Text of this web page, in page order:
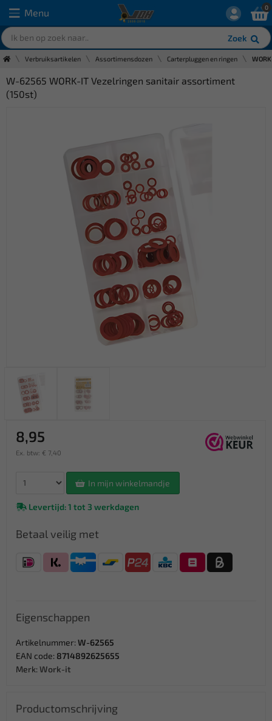
Menu
Zoek
0
Verbruiksartikelen Assortimensdozen Carterpluggen en ringen
W-62565 WORK-IT Vezelringen sanitair assortiment
(150st)
8,95
Ex. btw: € 7,40
In mijn winkelmandje
Levertijd: 1 tot 3 werkdagen
Betaal veilig met
Eigenschappen
Artikelnummer: W-62565
EAN code: 8714892625655
Merk: Work-it
Productomschrijving